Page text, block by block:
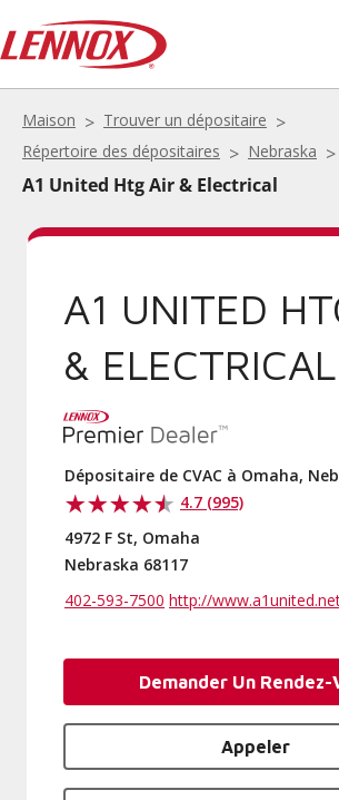
Maison
Trouver un dépositaire
Répertoire des dépositaires
Nebraska
A1 United Htg Air & Electrical
A1 UNITED
& ELECTRICAL
Dépositaire de CVAC à Omaha,
4.7 (995)
4972 F St, Omaha
Nebraska 68117
402-593-7500 http://
Demander Un Rendez-
Appeler